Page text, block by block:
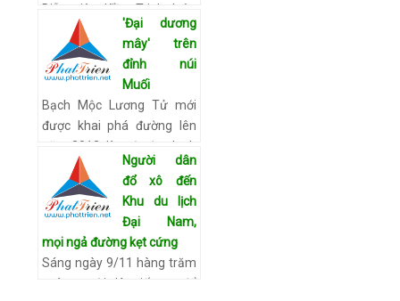
Diễn viên Kiều Trinh luôn
được khán giả nhớ tới bởi
những hình ảnh nóng bỏng
trên phim. Nhưng câu
chuyện ngoài đời thật của
nữ diễn viên này còn …
Xem
chi tiết
'Đại dương
mây' trên
đỉnh núi
Muối
Bạch Mộc Lương Tử mới
được khai phá đường lên
năm 2012, là một địa danh
còn nhiều bí ẩn và vẫn là
một cái tên còn khá xa lạ
với dân xê dịch. Tuy nhi…
Người dân
đổ xô đến
Khu du lịch
Đại Nam,
mọi ngả đường kẹt cứng
Sáng ngày 9/11 hàng trăm
ngàn người dân tiếp tục đổ